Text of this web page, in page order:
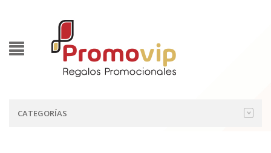
CATEGORÍAS